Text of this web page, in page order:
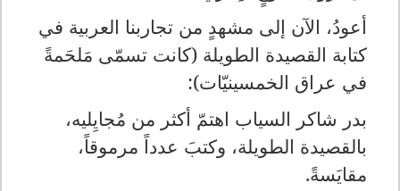
أعودُ، الآن إلى مشهدٍ من تجاربنا العربية في
كتابة القصيدة الطويلة (كانت تسمّى مَلحَمةً
في عراق الخمسينيّات):
بدر شاكر السياب اهتمّ أكثر من مُجايِليه،
بالقصيدة الطويلة، وكتبَ عدداً مرموقاً،
مقايَسةً.